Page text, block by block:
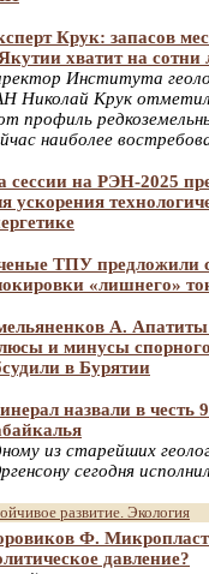
Крук: запасов
хватит на сотни
Института
Николай Крук
профиль
наиболее
сессии на РЭН-2025
ускорения
ТПУ предложили
«лишнего»
А.
и минусы спорного
в Бурятии
назвали в честь
из старейших
сегодня
развитие. Экология
Ф.
давление?